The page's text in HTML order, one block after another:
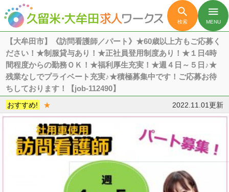

検索
menu
MENU
【大牟田市】《訪問看護師／パート》★60歳以上方もご応募く
ださい！★制服貸与あり！★正社員登用制度あり！★１日4時
間程度からの勤務ＯＫ！★福利厚生充実！★週４日～５日♪★
残業なしでプライベート充実♪★積極募集中です！ご応募お待
ちしております！【job-112490】
おすすめ! ★ 2022.11.01更新